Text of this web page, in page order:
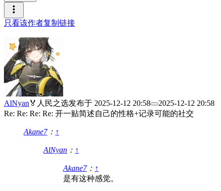
more_vert
只看该作者复制链接
AlNyan 🏅人民之选发布于 2025-12-12 20:58
2025-12-12 20:58
Re: Re: Re: Re: 开一贴简述自己的性格+记录可能的社交
Akane7： ↑
AlNyan ： ↑
Akane7： ↑
是有这种感觉。